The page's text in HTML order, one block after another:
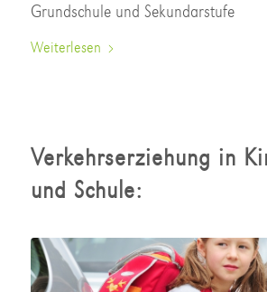
Grundschule und Sekundarstufe
Weiterlesen
Verkehrserziehung in
und Schule: